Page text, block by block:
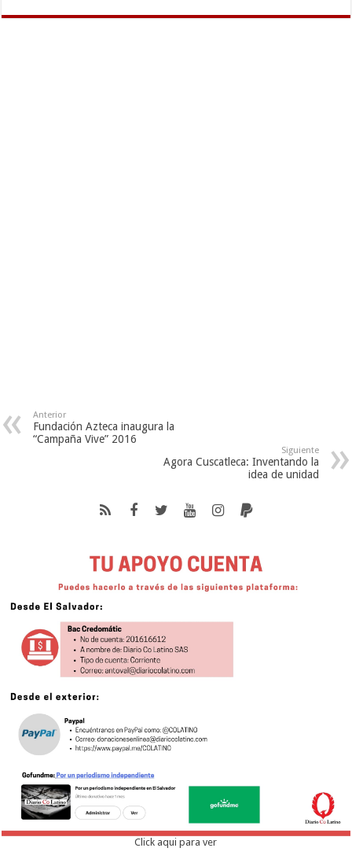
Anterior
Fundación Azteca inaugura la
“Campaña Vive” 2016
Siguiente
Agora Cuscatleca: Inventando la
idea de unidad
Click aqui para ver